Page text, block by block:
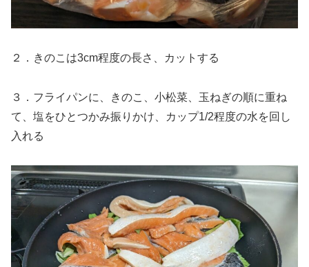
２．きのこは3cm程度の長さ、カットする
３．フライパンに、きのこ、小松菜、玉ねぎの順に重ね
て、塩をひとつかみ振りかけ、カップ1/2程度の水を回し
入れる